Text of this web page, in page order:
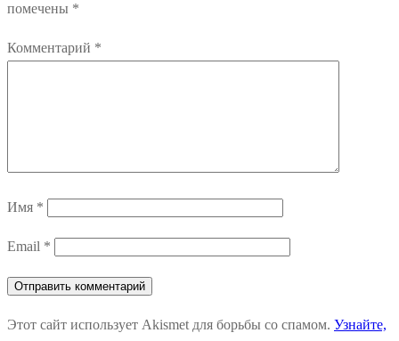
помечены *
Комментарий *
Имя *
Email *
Этот сайт использует Akismet для борьбы со спамом. Узнайте,